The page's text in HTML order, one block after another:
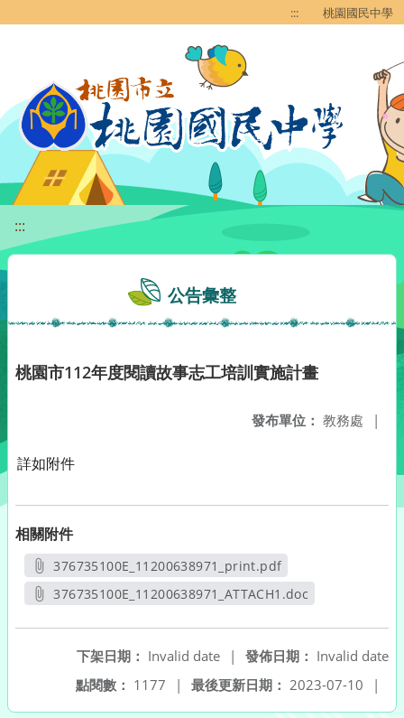
::: 桃園國民中學
:::
公告彙整
桃園市112年度閱讀故事志工培訓實施計畫
發布單位： 教務處 |
詳如附件
相關附件
376735100E_11200638971_print.pdf
另開新視窗
376735100E_11200638971_ATTACH1.doc
發佈日期： Invalid date
下架日期： Invalid date
|
最後更新日期： 2023-07-10 |
點閱數： 1177 |